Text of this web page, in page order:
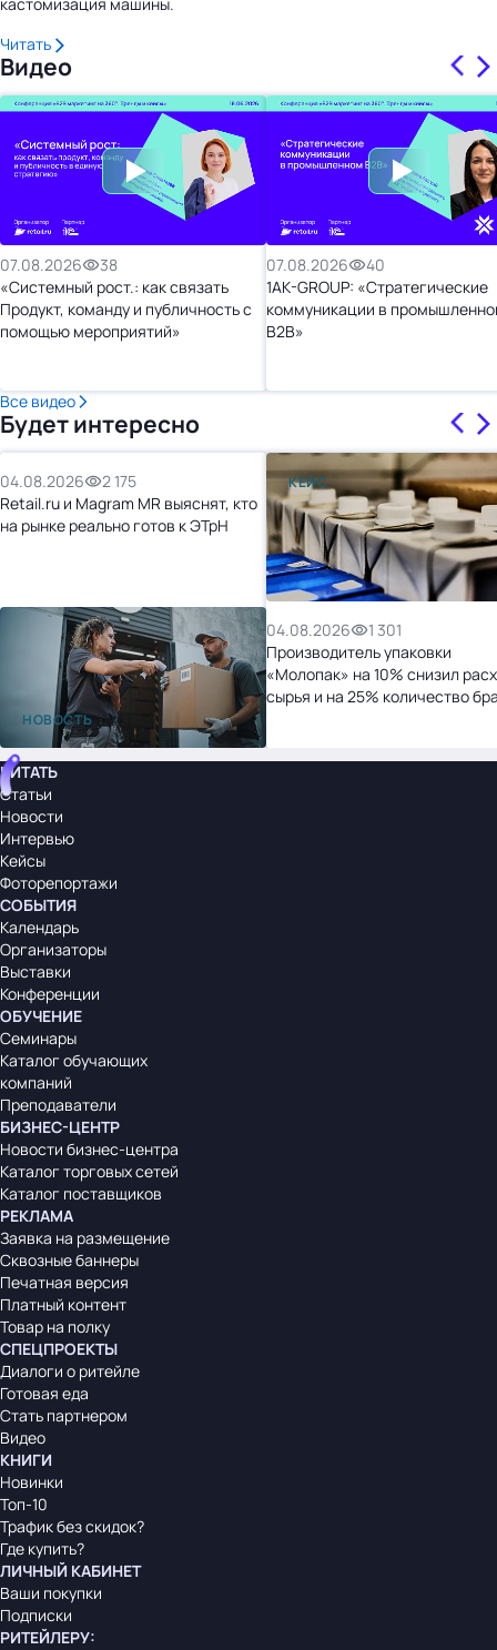
Читать
Видео
07.08.2026
38
«Системный рост.: как связать
Продукт, команду и публичность с
помощью мероприятий»
07.08.2026
40
1AK-GROUP: «Стратегические
коммуникации в
B2B»
Все видео
Будет интересно
НОВОСТЬ
04.08.2026
2 175
Retail.ru и Magram MR выяснят, кто
на рынке реально готов к ЭТрН
КЕЙС
04.08.2026
1 301
Производитель упаковки
«Молопак» на 10% снизил
сырья и на 25% количество
ЧИТАТЬ
Статьи
Новости
Интервью
Кейсы
Фоторепортажи
СОБЫТИЯ
Календарь
Организаторы
Выставки
Конференции
ОБУЧЕНИЕ
Семинары
Каталог обучающих
компаний
Преподаватели
БИЗНЕС-ЦЕНТР
Новости бизнес-центра
Каталог торговых сетей
Каталог поставщиков
РЕКЛАМА
Заявка на размещение
Сквозные баннеры
Печатная версия
Платный контент
Товар на полку
СПЕЦПРОЕКТЫ
Диалоги о ритейле
Готовая еда
Стать партнером
Видео
КНИГИ
Новинки
Топ-10
Трафик без скидок?
Где купить?
ЛИЧНЫЙ КАБИНЕТ
Ваши покупки
Подписки
РИТЕЙЛЕРУ: